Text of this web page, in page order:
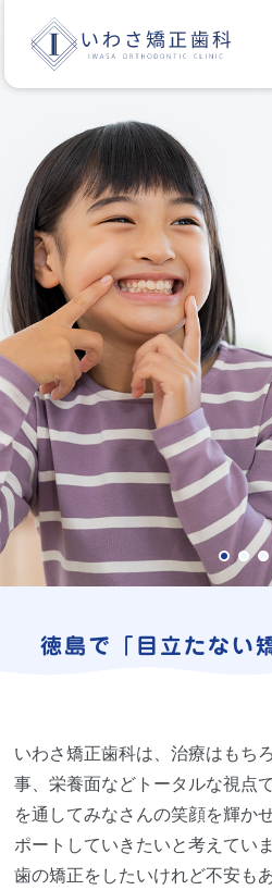
徳島で 「目立たない
いわさ矯正歯科は、治療はもち
事、栄養面などトータルな視点
を通してみなさんの笑顔を輝か
ポートしていきたいと考えていま
歯の矯正をしたいけれど不安も